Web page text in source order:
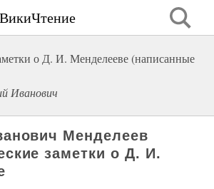
ВикиЧтение
о Д. И. Менделееве (написанные
Иванович
Менделеев
заметки о Д. И.